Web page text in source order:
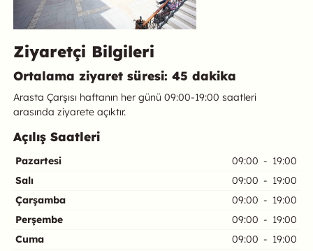
Ziyaretçi Bilgileri
Ortalama ziyaret süresi: 45 dakika
Arasta Çarşısı haftanın her günü 09:00-19:00 saatleri
arasında ziyarete açıktır.
Açılış Saatleri
Pazartesi 09:00 - 19:00
Salı
09:00 - 19:00
Çarşamba
09:00 - 19:00
Perşembe
09:00 - 19:00
Cuma
09:00 - 19:00